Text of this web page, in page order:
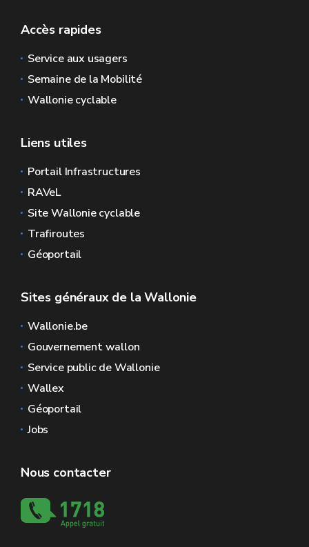
Accès rapides
Service aux usagers
Semaine de la Mobilité
Wallonie cyclable
Liens utiles
Portail Infrastructures
RAVeL
Site Wallonie cyclable
Trafiroutes
Géoportail
Sites généraux de la Wallonie
Wallonie.be
Gouvernement wallon
Service public de Wallonie
Wallex
Géoportail
Jobs
Nous contacter